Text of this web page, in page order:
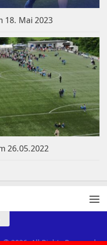
18. Mai 2023
26.05.2022
2026. All Rights Reserved.